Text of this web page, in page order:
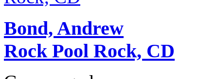
Bond, Andrew
Rock Pool Rock, CD